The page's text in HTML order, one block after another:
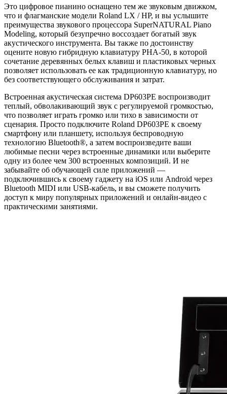
Это цифровое пианино оснащено тем же звуковым движком,
что и флагманские модели Roland LX / HP, и вы услышите
преимущества звукового процессора SuperNATURAL Piano
Modeling, который безупречно воссоздает богатый звук
акустического инструмента. Вы также по достоинству
оцените новую гибридную клавиатуру PHA-50, в которой
сочетание деревянных белых клавиш и пластиковых черных
позволяет использовать ее как традиционную клавиатуру, но
без соответствующего обслуживания и затрат.
Встроенная акустическая система DP603PE воспроизводит
теплый, обволакивающий звук с регулируемой громкостью,
что позволяет играть громко или тихо в зависимости от
сценария. Просто подключите Roland DP603PE к своему
смартфону или планшету, используя беспроводную
технологию Bluetooth®, а затем воспроизведите ваши
любимые песни через встроенные динамики или выберите
одну из более чем 300 встроенных композиций. И не
забывайте об обучающей силе приложений —
подключившись к своему гаджету на iOS или Android через
Bluetooth MIDI или USB-кабель, и вы сможете получить
доступ к миру популярных приложений и онлайн-видео с
практическими занятиями.